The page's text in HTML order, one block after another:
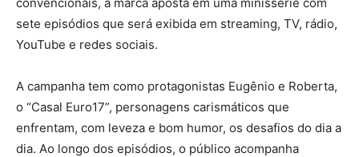
sete episódios que será exibida em streaming, TV, rádio,
YouTube e redes sociais.
A campanha tem como protagonistas Eugênio e Roberta,
o “Casal Euro17”, personagens carismáticos que
enfrentam, com leveza e bom humor, os desafios do dia a
dia. Ao longo dos episódios, o público acompanha